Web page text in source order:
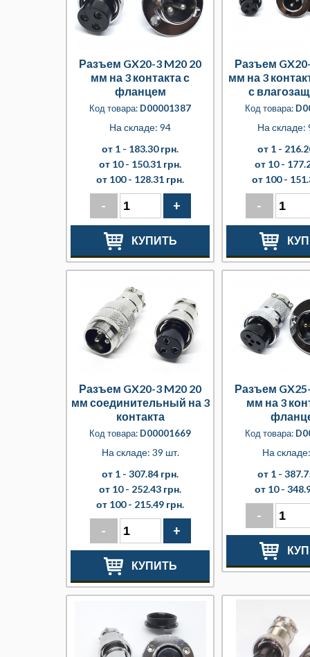
Разъем GX20-3 M20 20
мм на 3 контакта с
фланцем
Код товара: D00001387
На складе: 94
от 1 - 183.30 грн.
от 10 - 150.31 грн.
от 100 - 128.31 грн.
- +
КУПИТЬ
Разъем
мм на 3
с
Код товара:
На складе:
от 1 -
от 10 -
от 100 -
-
Разъем GX20-3 M20 20
мм соединительный на 3
контакта
Код товара: D00001669
На складе: 39 шт.
от 1 - 307.84 грн.
от 10 - 252.43 грн.
от 100 - 215.49 грн.
- +
КУПИТЬ
Разъем
мм на 3
Код товара:
На
от 1 -
от 10 -
-